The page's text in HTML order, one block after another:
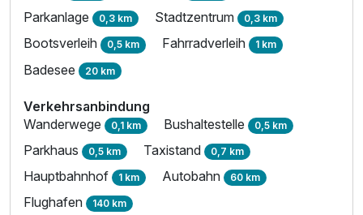
Parkanlage 0,3 km Stadtzentrum 0,3 km
Bootsverleih 0,5 km Fahrradverleih 1 km
Badesee 20 km
Verkehrsanbindung
Wanderwege 0,1 km Bushaltestelle 0,5 km
Parkhaus 0,5 km Taxistand 0,7 km
Hauptbahnhof 1 km Autobahn 60 km
Flughafen 140 km